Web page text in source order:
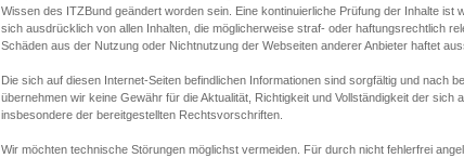
Wissen des ITZBund geändert worden sein. Eine kontinuierliche Prüfung der Inhalte
sich ausdrücklich von allen Inhalten, die möglicherweise straf- oder haftungsrechtlich
Schäden aus der Nutzung oder Nichtnutzung der Webseiten anderer Anbieter haftet
Die sich auf diesen Internet-Seiten befindlichen Informationen sind sorgfältig und nach
übernehmen wir keine Gewähr für die Aktualität, Richtigkeit und Vollständigkeit der sich
insbesondere der bereitgestellten Rechtsvorschriften.
Wir möchten technische Störungen möglichst vermeiden. Für durch nicht fehlerfrei